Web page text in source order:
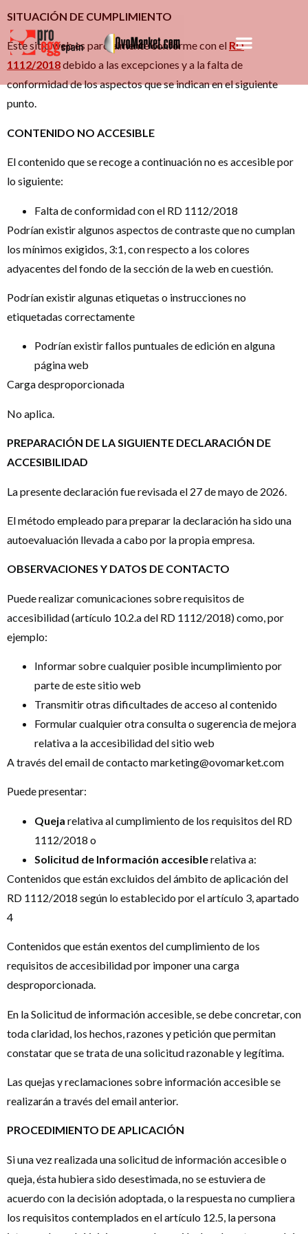
SITUACIÓN DE CUMPLIMIENTO
Este sitio web es parcialmente conforme con el RD
1112/2018debido a las excepciones y a la falta de
conformidad de los aspectos que se indican en el siguiente
punto.
CONTENIDO NO ACCESIBLE
El contenido que se recoge a continuación no es accesible por
lo siguiente:
Falta de conformidad con el RD 1112/2018
Podrían existir algunos aspectos de contraste que no cumplan
los mínimos exigidos, 3:1, con respecto a los colores
adyacentes del fondo de la sección de la web en cuestión.
Podrían existir algunas etiquetas o instrucciones no
etiquetadas correctamente
Podrían existir fallos puntuales de edición en alguna
página web
Carga desproporcionada
No aplica.
PREPARACIÓN DE LA SIGUIENTE DECLARACIÓN DE
ACCESIBILIDAD
La presente declaración fue revisada el 27 de mayo de 2026.
El método empleado para preparar la declaración ha sido una
autoevaluación llevada a cabo por la propia empresa.
OBSERVACIONES Y DATOS DE CONTACTO
Puede realizar comunicaciones sobre requisitos de
accesibilidad (artículo 10.2.a del RD 1112/2018) como, por
ejemplo:
Informar sobre cualquier posible incumplimiento por
parte de este sitio web
Transmitir otras dificultades de acceso al contenido
Formular cualquier otra consulta o sugerencia de mejora
relativa a la accesibilidad del sitio web
A través del email de contacto marketing@ovomarket.com
Puede presentar:
Queja relativa al cumplimiento de los requisitos del RD
1112/2018 o
Solicitud de Información accesiblerelativa a:
Contenidos que están excluidos del ámbito de aplicación del
RD 1112/2018 según lo establecido por el artículo 3, apartado
4
Contenidos que están exentos del cumplimiento de los
requisitos de accesibilidad por imponer una carga
desproporcionada.
En la Solicitud de información accesible, se debe concretar, con
toda claridad, los hechos, razones y petición que permitan
constatar que se trata de una solicitud razonable y legítima.
Las quejas y reclamaciones sobre información accesible se
realizarán a través del email anterior.
PROCEDIMIENTO DE APLICACIÓN
Si una vez realizada una solicitud de información accesible o
queja, ésta hubiera sido desestimada, no se estuviera de
acuerdo con la decisión adoptada, o la respuesta no cumpliera
los requisitos contemplados en el artículo 12.5, la persona